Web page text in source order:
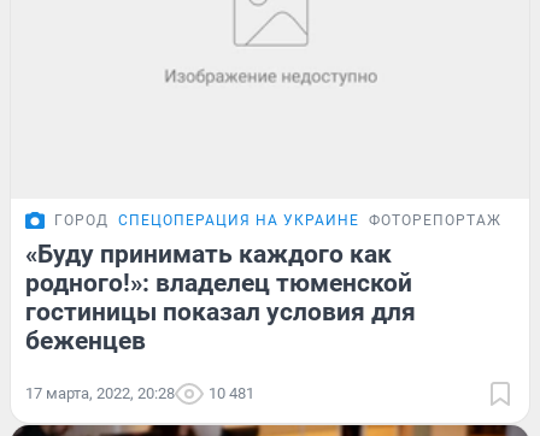
ГОРОД СПЕЦОПЕРАЦИЯ НА УКРАИНЕ ФОТОРЕПОРТАЖ
«Буду принимать каждого как
родного!»: владелец тюменской
гостиницы показал условия для
беженцев
17 марта, 2022, 20:28 10 481